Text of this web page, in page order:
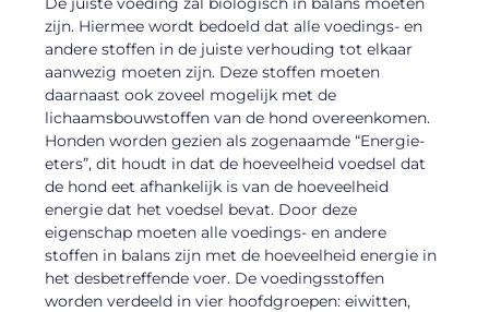
zijn. Hiermee wordt bedoeld dat alle voedings- en
andere stoffen in de juiste verhouding tot elkaar
aanwezig moeten zijn. Deze stoffen moeten
daarnaast ook zoveel mogelijk met de
lichaamsbouwstoffen van de hond overeenkomen.
Honden worden gezien als zogenaamde “Energie-
eters”, dit houdt in dat de hoeveelheid voedsel dat
de hond eet afhankelijk is van de hoeveelheid
energie dat het voedsel bevat. Door deze
eigenschap moeten alle voedings- en andere
stoffen in balans zijn met de hoeveelheid energie in
het desbetreffende voer. De voedingsstoffen
worden verdeeld in vier hoofdgroepen: eiwitten,